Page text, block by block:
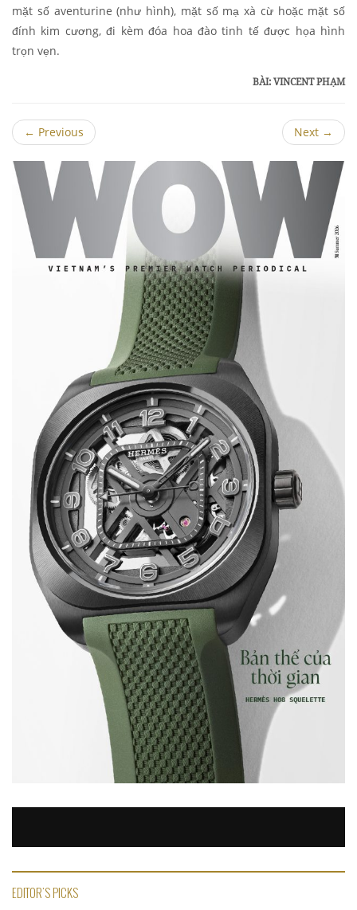
mặt số aventurine (như hình), mặt số mạ xà cừ hoặc mặt số
đính kim cương, đi kèm đóa hoa đào tinh tế được họa hình
trọn vẹn.
BÀI: VINCENT PHẠM
← Previous Next →
EDITOR'S PICKS